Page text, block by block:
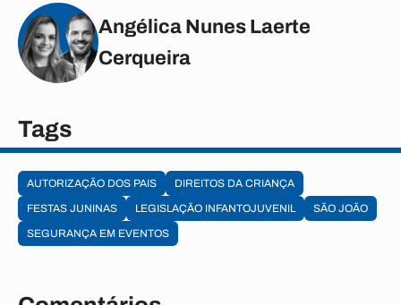
Angélica Nunes Laerte
Cerqueira
Tags
AUTORIZAÇÃO DOS PAIS
DIREITOS DA CRIANÇA
FESTAS JUNINAS
LEGISLAÇÃO INFANTOJUVENIL
SÃO JOÃO
SEGURANÇA EM EVENTOS